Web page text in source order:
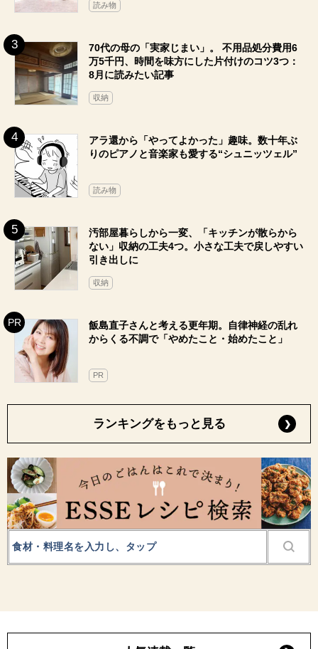
読み物
70代の母の「実家じまい」。 不用品処分費用6
万5千円、時間を味方にした片付けのコツ3つ：
8月に読みたい記事
収納
アラ還から「やってよかった」趣味。数十年ぶ
りのピアノと音楽家も愛する“シュニッツェル”
読み物
汚部屋暮らしから一変、「キッチンが散らから
ない」収納の工夫4つ。小さな工夫で戻しやすい
引き出しに
収納
飯島直子さんと考える更年期。自律神経の乱れ
からくる不調で「やめたこと・始めたこと」
PR
ランキングをもっと見る